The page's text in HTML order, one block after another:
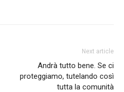
Next article
Andrà tutto bene. Se ci
proteggiamo, tutelando così
tutta la comunità